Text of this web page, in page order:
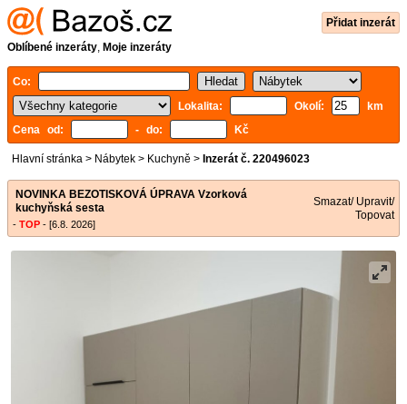
Přidat inzerát
Oblíbené inzeráty, Moje inzeráty
Co:
Lokalita:
Okolí:
km
Cena od:
- do: Kč
Hlavní stránka > Nábytek > Kuchyně > Inzerát č. 220496023
NOVINKA BEZOTISKOVÁ ÚPRAVA Vzorková
kuchyňská sesta
- TOP - [6.8. 2026]
Smazat/ Upravit/
Topovat